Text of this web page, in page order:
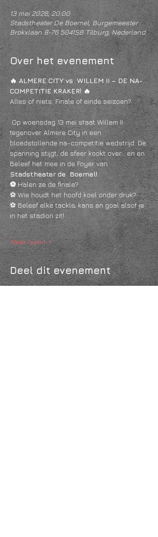
13 mei 2026, 20:00
Stadstheater De Boemel, Burgemeester
Brokxlaan 8-76 5041SB Tilburg, Nederland
Over het evenement
🔥 ALMERE CITY vs  WILLEM II – DE NA-
COMPETITIE KRAKER! 🔥
Alles of niets. Finale of einde seizoen?
tegenover Almere City in een
bloedstollende na-competitie wedstrijd. De
spanning stijgt, de sfeer kookt over… en en
Beleef het mee in de Foyer van
Stadstheater de  Boemel!
⚽ Halen ze de finale?
⚽ Wie houdt het hoofd koel onder druk?
⚽ Beleef elke tackle, kans en goal alsof je
in het stadion zit!
Meer lezen >
Deel dit evenement